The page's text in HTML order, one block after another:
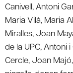
Canivell, Antoni
Maria Vilà, Maria
Miralles, Joan
de la UPC, Antoni
Cercle, Joan